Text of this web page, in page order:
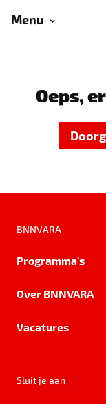
Menu
Oeps,
BNNVARA
Programma's
Over BNNVARA
Vacatures
Sluit je aan